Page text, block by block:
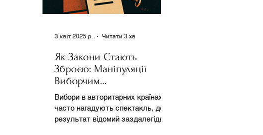
Як Закони Стають
Зброєю: Маніпуляції
Виборчим
Законодавством в
Автократіях
Вибори в авторитарних країнах
часто нагадують спектакль, де
результат відомий заздалегідь.
3 квіт. 2025 р. Читати 3 хв